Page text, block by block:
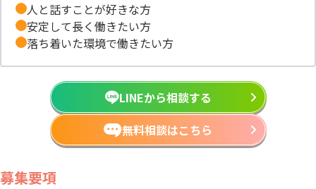
人と話すことが好きな方
安定して長く働きたい方
落ち着いた環境で働きたい方
LINEから相談する
無料相談はこちら
募集要項